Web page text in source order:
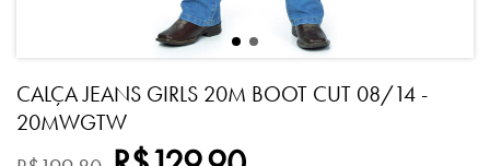
CALÇA JEANS GIRLS 20M BOOT CUT 08/14 -
20MWGTW